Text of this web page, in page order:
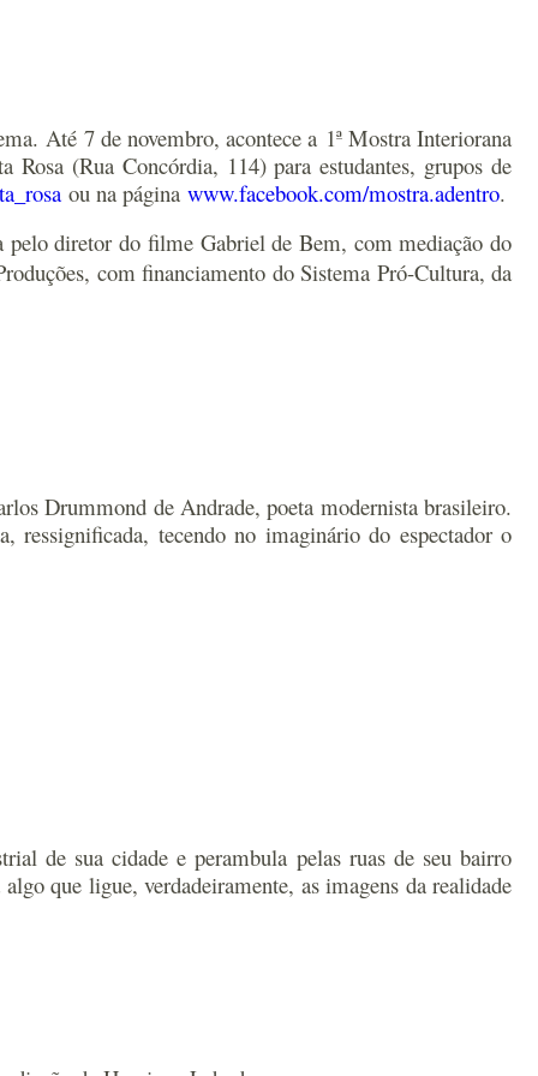
Até 7 de novembro, acontece a 1ª Mostra Interiorana
Rosa (Rua Concórdia, 114) para estudantes, grupos de
ou na página www.facebook.com/mostra.adentro.
pelo diretor do filme Gabriel de Bem, com mediação do
com financiamento do Sistema Pró-Cultura, da
Drummond de Andrade, poeta modernista brasileiro.
ressignificada, tecendo no imaginário do espectador o
de sua cidade e perambula pelas ruas de seu bairro
que ligue, verdadeiramente, as imagens da realidade